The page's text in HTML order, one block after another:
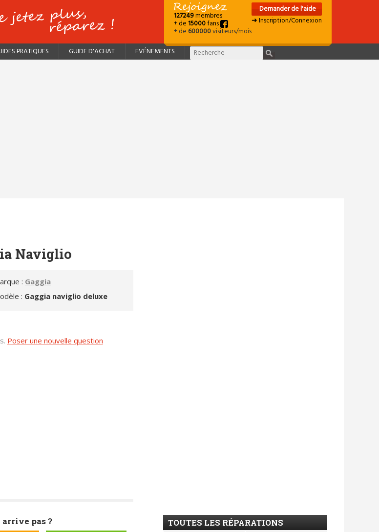
127249membres
+ de15000fans
+ de600000visiteurs/mois
Demander de l'aide
➜ Inscription/Connexion
PRATIQUES GUIDE D'ACHAT EVÉNEMENTS
Naviglio
: Gaggia
: Gaggia naviglio deluxe
Poser une nouvelle question
arrive pas ? TOUTES LES RÉPARATIONS